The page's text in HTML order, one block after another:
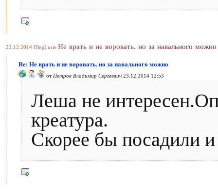
22.12.2014 OlegLurie Не врать и не воровать. но за навального можно
Re: Не врать и не воровать. но за навального можно
от Петров Владимир Сергеевич 23.12.2014 12:53
Леша не
креатура.
Скорее бы посадили